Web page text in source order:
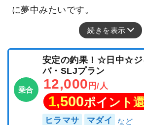
に夢中みたいです。
続きを表示
乗合
安定の釣果！☆日中☆ジ
バ・SLJプラン
12,000 円/人
1,500ポイント
ヒラマサ マダイ